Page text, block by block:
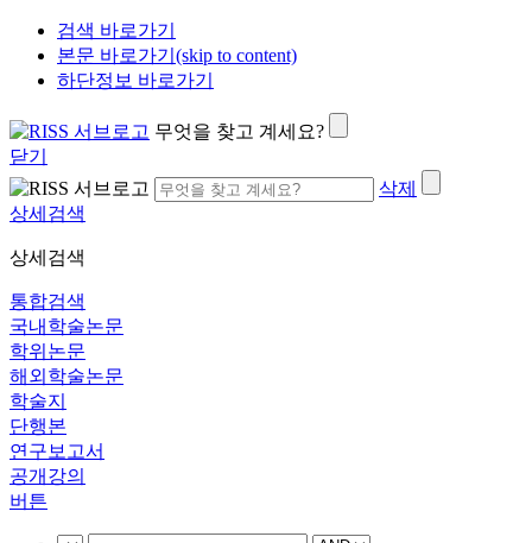
검색 바로가기
본문 바로가기(skip to content)
하단정보 바로가기
무엇을 찾고 계세요?
닫기
삭제
상세검색
상세검색
통합검색
국내학술논문
학위논문
해외학술논문
학술지
단행본
연구보고서
공개강의
버튼